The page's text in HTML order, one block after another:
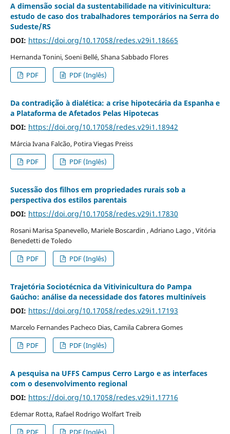
A dimensão social da sustentabilidade na vitivinicultura:
estudo de caso dos trabalhadores temporários na Serra do
Sudeste/RS
DOI: https://doi.org/10.17058/redes.v29i1.18665
Hernanda Tonini, Soeni Bellé, Shana Sabbado Flores
PDF
PDF (Inglês)
Da contradição à dialética: a crise hipotecária da Espanha e
a Plataforma de Afetados Pelas Hipotecas
DOI: https://doi.org/10.17058/redes.v29i1.18942
Márcia Ivana Falcão, Potira Viegas Preiss
PDF
PDF (Inglês)
Sucessão dos filhos em propriedades rurais sob a
perspectiva dos estilos parentais
DOI: https://doi.org/10.17058/redes.v29i1.17830
Rosani Marisa Spanevello, Mariele Boscardin , Adriano Lago , Vitória
Benedetti de Toledo
PDF
PDF (Inglês)
Trajetória Sociotécnica da Vitivinicultura do Pampa
Gaúcho: análise da necessidade dos fatores multiníveis
DOI: https://doi.org/10.17058/redes.v29i1.17193
Marcelo Fernandes Pacheco Dias, Camila Cabrera Gomes
PDF
PDF (Inglês)
A pesquisa na UFFS Campus Cerro Largo e as interfaces
com o desenvolvimento regional
DOI: https://doi.org/10.17058/redes.v29i1.17716
Edemar Rotta, Rafael Rodrigo Wolfart Treib
PDF
PDF (Inglês)